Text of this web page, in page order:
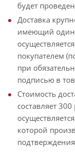
будет
Доставка
имеющий один
покупателем
при
подписью в
Стоимость
составляет
которой